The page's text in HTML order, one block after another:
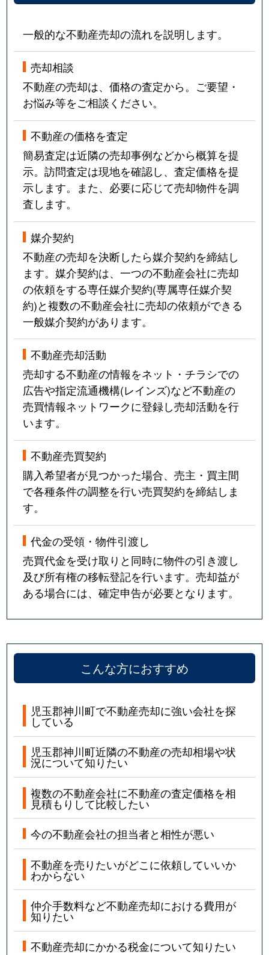
一般的な不動産売却の流れを説明します。
売却相談
不動産の売却は、価格の査定から。ご要望・
お悩み等をご相談ください。
不動産の価格を査定
簡易査定は近隣の売却事例などから概算を提
示。訪問査定は現地を確認し、査定価格を提
示します。また、必要に応じて売却物件を調
査します。
媒介契約
不動産の売却を決断したら媒介契約を締結し
ます。媒介契約は、一つの不動産会社に売却
の依頼をする専任媒介契約(専属専任媒介契
約)と複数の不動産会社に売却の依頼ができる
一般媒介契約があります。
不動産売却活動
売却する不動産の情報をネット・チラシでの
広告や指定流通機構(レインズ)など不動産の
売買情報ネットワークに登録し売却活動を行
います。
不動産売買契約
購入希望者が見つかった場合、売主・買主間
で各種条件の調整を行い売買契約を締結しま
す。
代金の受領・物件引渡し
売買代金を受け取りと同時に物件の引き渡し
及び所有権の移転登記を行います。売却益が
ある場合には、確定申告が必要となります。
こんな方におすすめ
児玉郡神川町で不動産売却に強い会社を探
している
児玉郡神川町近隣の不動産の売却相場や状
況について知りたい
複数の不動産会社に不動産の査定価格を相
見積もりして比較したい
今の不動産会社の担当者と相性が悪い
不動産を売りたいがどこに依頼していいか
わからない
仲介手数料など不動産売却における費用が
知りたい
不動産売却にかかる税金について知りたい